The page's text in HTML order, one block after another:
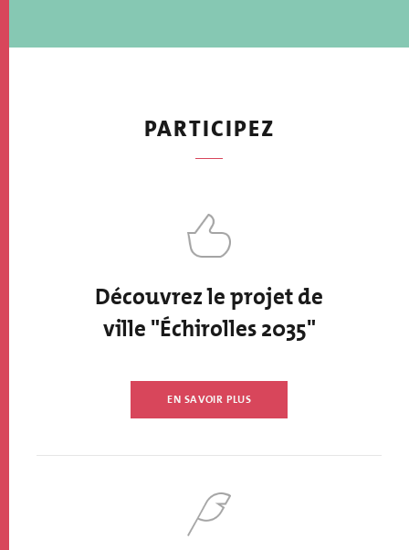
PARTICIPEZ
Découvrez le projet de
ville "Échirolles 2035"
EN SAVOIR PLUS